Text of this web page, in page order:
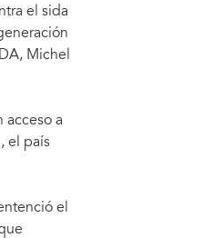
el sida
Michel
acceso a
el país
el